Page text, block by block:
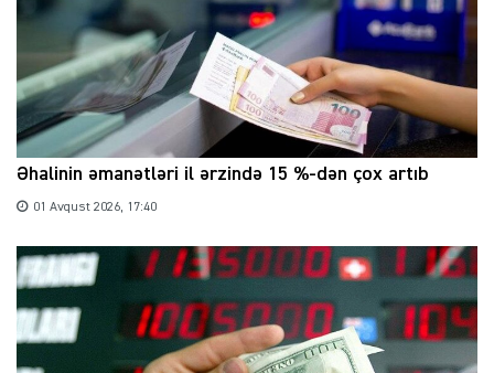
Əhalinin əmanətləri il ərzində 15 %-dən çox artıb
01 Avqust 2026, 17:40